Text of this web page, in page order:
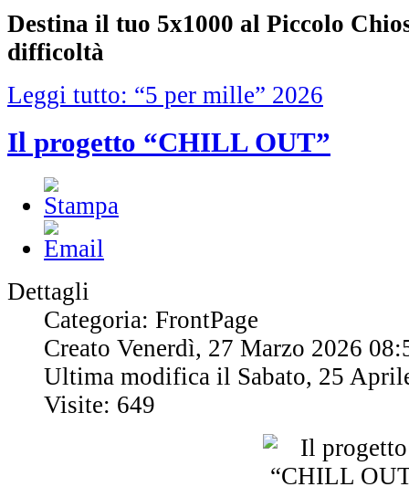
Destina il tuo 5x1000 al Piccolo
difficoltà
Leggi tutto: “5 per mille” 2026
Il progetto “CHILL OUT”
Dettagli
Categoria: FrontPage
Creato Venerdì, 27 Marzo 2026
Ultima modifica il Sabato, 25
Visite: 649